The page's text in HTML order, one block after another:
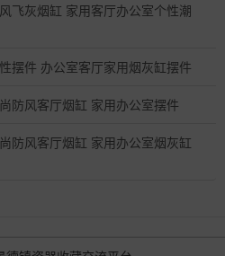
飞灰烟缸 家用客厅办公室个性潮
摆件 办公室客厅家用烟灰缸摆件
防风客厅烟缸 家用办公室摆件
防风客厅烟缸 家用办公室烟灰缸